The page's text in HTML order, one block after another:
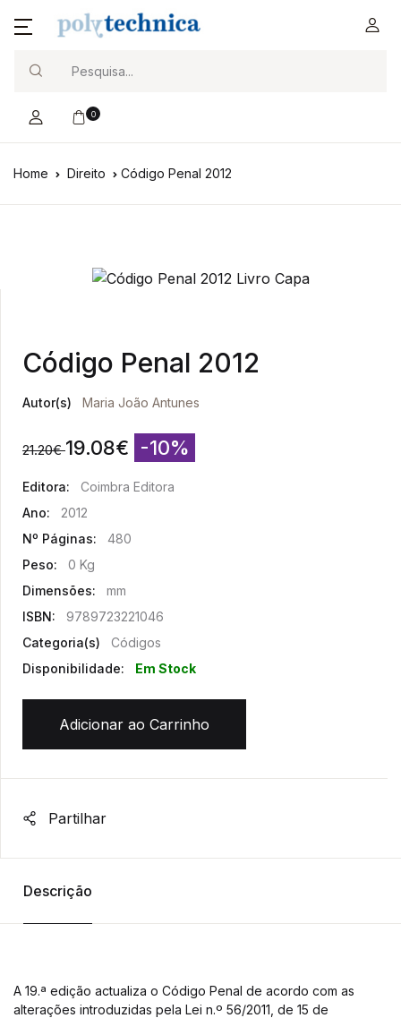
0
Home Direito Código Penal 2012
Código Penal 2012
Autor(s) Maria João Antunes
21.20€ 19.08€ -10%
Editora:
Coimbra Editora
Ano:
2012
Nº Páginas:
480
Peso:
0 Kg
Dimensões:
mm
ISBN:
9789723221046
Categoria(s)
Códigos
Disponibilidade:
Em Stock
Adicionar ao Carrinho
Partilhar
Descrição
A 19.ª edição actualiza o Código Penal de acordo com as
alterações introduzidas pela Lei n.º 56/2011, de 15 de